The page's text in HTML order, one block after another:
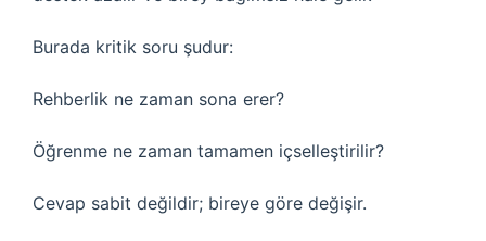
Burada kritik soru şudur:
Rehberlik ne zaman sona erer?
Öğrenme ne zaman tamamen içselleştirilir?
Cevap sabit değildir; bireye göre değişir.